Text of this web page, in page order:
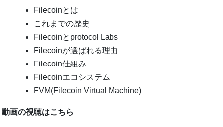
Filecoinとは
これまでの歴史
Filecoinとprotocol Labs
Filecoinが選ばれる理由
Filecoin仕組み
Filecoinエコシステム
FVM(Filecoin Virtual Machine)
動画の視聴はこちら